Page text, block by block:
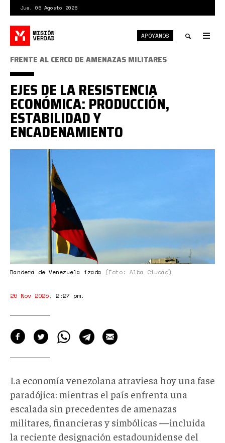
contenido
principal
Jue. 06 Agosto 2026
APÓYANOS
bandera
venezolana
Bandera de Venezuela izada (Foto: Alba Ciudad)
FRENTE AL CERCO DE AMENAZAS MILITARES
EJES DE LA RESISTENCIA
ECONÓMICA: PRODUCCIÓN,
ESTABILIDAD Y
ENCADENAMIENTO
26 Nov 2025, 2:27 pm.
La economía venezolana atraviesa hoy una fase
paradójica: mientras el país enfrenta una
escalada sin precedentes de amenazas
militares, financieras y simbólicas —incluida
la reciente designación estadounidense del